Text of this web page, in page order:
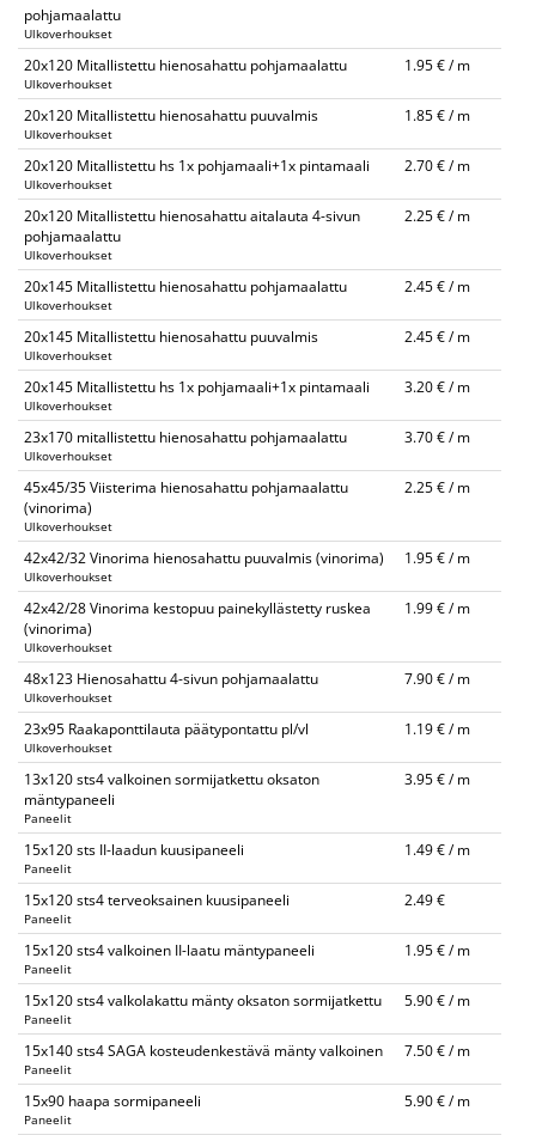
pohjamaalattu
Ulkoverhoukset
20x120 Mitallistettu hienosahattu pohjamaalattu
Ulkoverhoukset
1.95 € / m
20x120 Mitallistettu hienosahattu puuvalmis
Ulkoverhoukset
1.85 € / m
20x120 Mitallistettu hs 1x pohjamaali+1x pintamaali
Ulkoverhoukset
2.70 € / m
20x120 Mitallistettu hienosahattu aitalauta 4-sivun
pohjamaalattu
Ulkoverhoukset
2.25 € / m
20x145 Mitallistettu hienosahattu pohjamaalattu
Ulkoverhoukset
2.45 € / m
20x145 Mitallistettu hienosahattu puuvalmis
Ulkoverhoukset
2.45 € / m
20x145 Mitallistettu hs 1x pohjamaali+1x pintamaali
Ulkoverhoukset
3.20 € / m
23x170 mitallistettu hienosahattu pohjamaalattu
Ulkoverhoukset
3.70 € / m
45x45/35 Viisterima hienosahattu pohjamaalattu
(vinorima)
Ulkoverhoukset
2.25 € / m
42x42/32 Vinorima hienosahattu puuvalmis (vinorima)
Ulkoverhoukset
1.95 € / m
42x42/28 Vinorima kestopuu painekyllästetty ruskea
(vinorima)
Ulkoverhoukset
1.99 € / m
48x123 Hienosahattu 4-sivun pohjamaalattu
Ulkoverhoukset
7.90 € / m
23x95 Raakaponttilauta päätypontattu pl/vl
Ulkoverhoukset
1.19 € / m
13x120 sts4 valkoinen sormijatkettu oksaton
mäntypaneeli
Paneelit
3.95 € / m
15x120 sts II-laadun kuusipaneeli
Paneelit
1.49 € / m
15x120 sts4 terveoksainen kuusipaneeli
Paneelit
2.49 €
15x120 sts4 valkoinen II-laatu mäntypaneeli
Paneelit
1.95 € / m
15x120 sts4 valkolakattu mänty oksaton sormijatkettu
Paneelit
5.90 € / m
15x140 sts4 SAGA kosteudenkestävä mänty valkoinen
Paneelit
7.50 € / m
15x90 haapa sormipaneeli
Paneelit
5.90 € / m